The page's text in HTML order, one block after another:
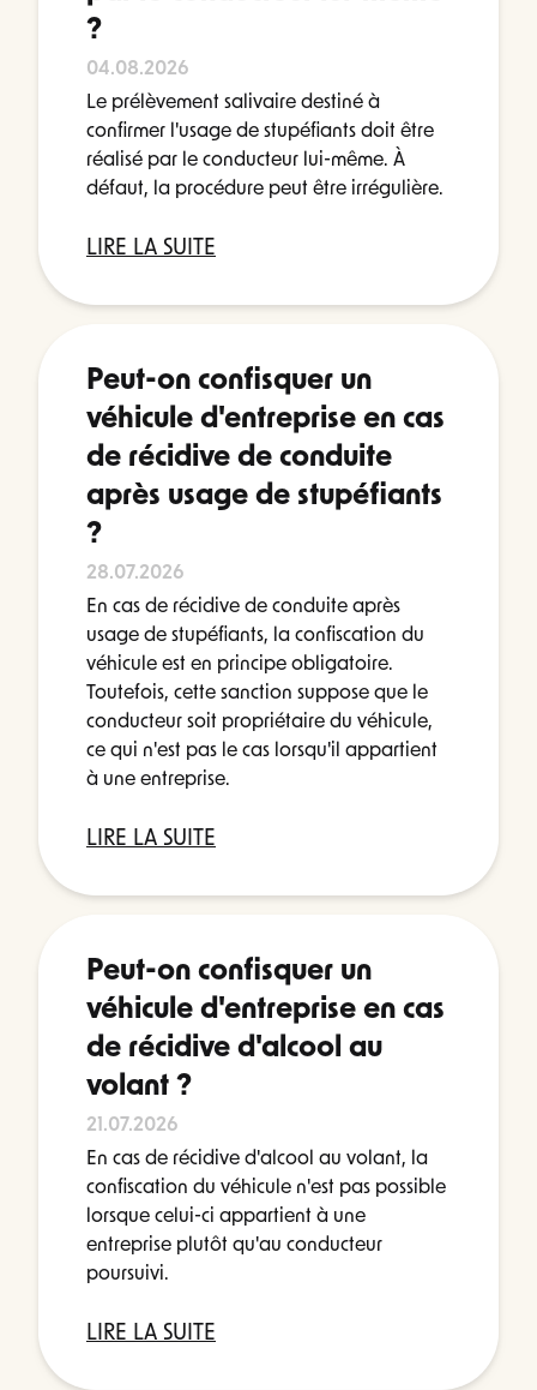
?
04.08.2026
Le prélèvement salivaire destiné à
confirmer l'usage de stupéfiants doit être
réalisé par le conducteur lui-même. À
défaut, la procédure peut être irrégulière.
LIRE LA SUITE
Peut-on confisquer un
véhicule d'entreprise en cas
de récidive de conduite
après usage de stupéfiants
?
28.07.2026
En cas de récidive de conduite après
usage de stupéfiants, la confiscation du
véhicule est en principe obligatoire.
Toutefois, cette sanction suppose que le
conducteur soit propriétaire du véhicule,
ce qui n'est pas le cas lorsqu'il appartient
à une entreprise.
LIRE LA SUITE
Peut-on confisquer un
véhicule d'entreprise en cas
de récidive d'alcool au
volant ?
21.07.2026
En cas de récidive d'alcool au volant, la
confiscation du véhicule n'est pas possible
lorsque celui-ci appartient à une
entreprise plutôt qu'au conducteur
poursuivi.
LIRE LA SUITE